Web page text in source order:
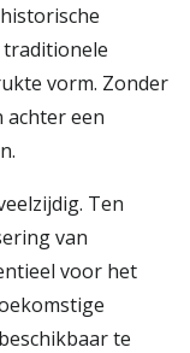
vorm. Zonder
achter een
Ten
van
voor het
te